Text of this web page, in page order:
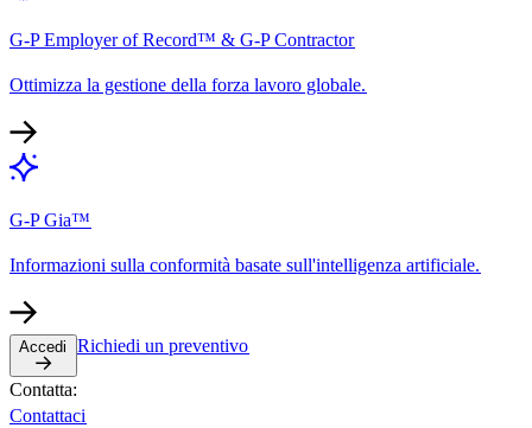
G-P Employer of Record™ & G-P Contractor​​
Ottimizza la gestione della forza lavoro globale.​​
G-P Gia™​​
Informazioni sulla conformità basate sull'intelligenza artificiale.​​
Accedi​​ Richiedi un preventivo​​
Contatta:​​
Contattaci​​